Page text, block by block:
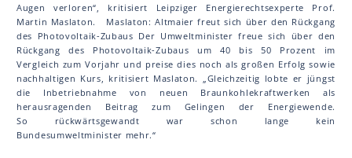
Augen verloren“, kritisiert Leipziger Energierechtsexperte Prof.
Martin Mas la ton. Mas la ton: Altmaier freut sich über den Rückgang
des Photovoltaik-Zubaus Der Umweltminister freue sich über den
Rückgang des Photovoltaik-Zubaus um 40 bis 50 Prozent im
Vergleich zum Vorjahr und preise dies noch als großen Erfolg sowie
nachhaltigen Kurs, kritisiert Mas la ton. „Gleichzeitig lobte er jüngst
die Inbetriebnahme von neuen Braunkohlekraftwerken als
herausragenden Beitrag zum Gelingen der Energiewende.
So rückwärtsgewandt war schon lange kein
Bundesumweltminister mehr.“